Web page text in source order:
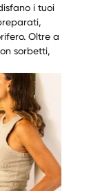
i tuoi
Oltre a
sorbetti,